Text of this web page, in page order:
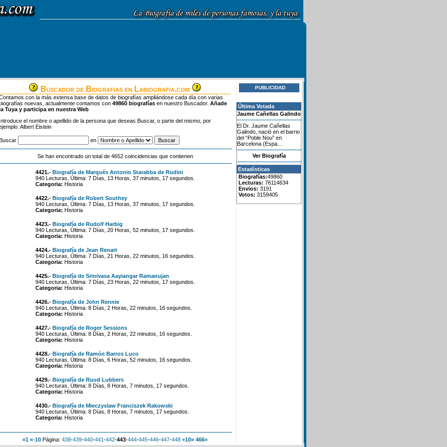
Buscador de Biografias en Labiografia.com
con la más extensa base de datos de biografías ampliándose cada día con varias
nuevas, actualmente contamos con 49860 biografías en nuestro Buscador. Añade
Tuya y participa en nuestra Web
Introduce el nombre o apellido de la persona que deseas Buscar, o parte del mismo, por
Albert Eistein
en
Se han encontrado un total de 4652 coincidencias que contienen
4421.- Biografía de Marqués Antonio Starabba de Rudini
940 Lecturas, Última: 7 Días, 13 Horas, 37 minutos, 17 segundos.
Categoria: Historia
4422.- Biografía de Robert Southey
940 Lecturas, Última: 7 Días, 13 Horas, 37 minutos, 17 segundos.
Categoria: Historia
4423.- Biografía de Rudolf Harbig
940 Lecturas, Última: 7 Días, 20 Horas, 52 minutos, 17 segundos.
Categoria: Historia
4424.- Biografía de Jean Renart
940 Lecturas, Última: 7 Días, 21 Horas, 22 minutos, 16 segundos.
Categoria: Historia
4425.- Biografía de Srinivasa Aayiangar Ramanujan
940 Lecturas, Última: 7 Días, 23 Horas, 22 minutos, 17 segundos.
Categoria: Historia
4426.- Biografía de John Rennie
940 Lecturas, Última: 8 Días, 2 Horas, 22 minutos, 16 segundos.
Categoria: Historia
4427.- Biografía de Roger Sessions
940 Lecturas, Última: 8 Días, 2 Horas, 22 minutos, 16 segundos.
Categoria: Historia
4428.- Biografía de Ramón Barros Luco
940 Lecturas, Última: 8 Días, 6 Horas, 52 minutos, 16 segundos.
Categoria: Historia
4429.- Biografía de Ruud Lubbers
940 Lecturas, Última: 8 Días, 8 Horas, 7 minutos, 17 segundos.
Categoria: Historia
4430.- Biografía de Mieczyslaw Franciszek Rakowski
940 Lecturas, Última: 8 Días, 8 Horas, 7 minutos, 17 segundos.
Categoria: Historia
«1 «-10 Página: 438-439-440-441-442-443-444-445-446-447-448 +10» 466»
PUBLICIDAD
Última Votada
Jaume Cañellas Galindo
El Dr. Jaume Cañellas
Galindo, nació en el barrio
del “Poble Nou” en
Barcelona (Espa...
Ver Biografía
Estadísticas
Biografías:49860
Lecturas: 76114634
Envios: 3191
Votos: 3159405